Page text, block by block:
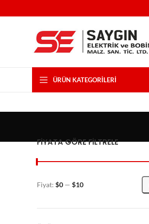
ÜRÜN KATEGORILERI
FIYATA GÖRE FILTRELE
Fiyat: $0 — $10